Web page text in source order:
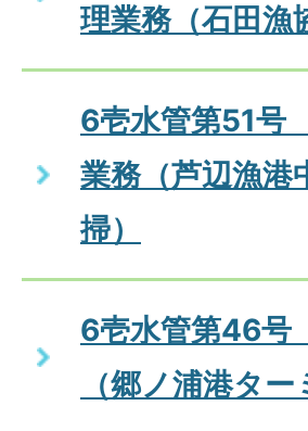
理業務（石田漁
6壱水管第51
業務（芦辺漁港
掃）
6壱水管第46
（郷ノ浦港タ